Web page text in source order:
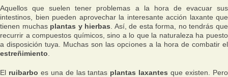
Aquellos que suelen tener problemas a la hora de evacuar sus
intestinos, bien pueden aprovechar la interesante acción laxante que
tienen muchas plantas y hierbas . Así, de esta forma, no tendrás que
recurrir a compuestos químicos, sino a lo que la naturaleza ha puesto
a disposición tuya. Muchas son las opciones a la hora de combatir el
estreñimiento
El ruibarbo es una de las tantas plantas laxantes que existen. Pero